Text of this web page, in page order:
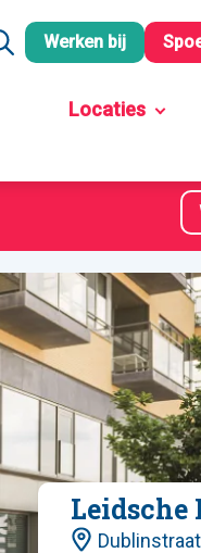
Werken bij
Locaties
Leidsche